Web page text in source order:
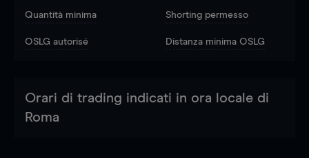
Quantità minima Shorting permesso
OSLG autorisé Distanza minima OSLG
Orari di trading indicati in ora locale di
Roma